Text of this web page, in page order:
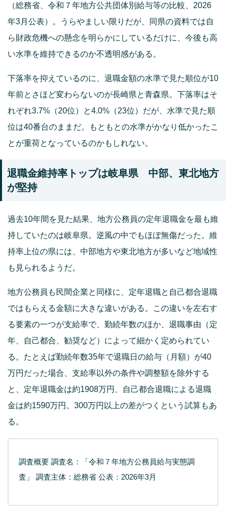
（総務省、令和７年地方公共団体別給与等の比較、2026
年3月公表）。うらやましい限りだが、同県の資料では自
ら財政危機への懸念を明らかにしているだけに、今後も高
い水準を維持できるのか不透明感がある。
下落率を抑えているのに、退職金額の水準で見た順位が10
年前とさほど変わらないのが長崎県と青森県。下落率はそ
れぞれ3.7%（20位）と4.0%（23位）だが、水準で見た順
位は40番台のままだ。もともとの水準がかなり低かったこ
とが重荷となっているのかもしれない。
退職金維持率トップは岐阜県 中部、東北地方
が堅持
過去10年間を見た結果、地方公務員の定年退職金を最も維
持していたのは岐阜県。逆風の中でもほぼ無傷だった。維
持率上位の県には、中部地方や東北地方が多いなど地域性
も見られるようだ。
地方公務員も民間企業と同様に、定年退職と自己都合退職
ではもらえる金額に大きな違いがある。この違いを左右す
る要素の一つが支給率で、勤続年数のほか、退職事由（定
年、自己都合、勧奨など）によって細かく定められてい
る。たとえば勤続年数35年で退職日の給与（月額）が40
万円だった場合、支給率以外の条件や調整額を除外する
と、定年退職金は約1908万円、自己都合退職による退職
金は約1590万円。300万円以上の差がつくという試算もあ
る。
調査概要 調査名：「令和７年地方公務員給与実態調
査」 調査主体：総務省 公表：2026年3月